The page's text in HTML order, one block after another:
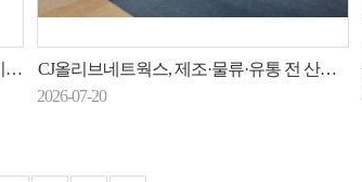
CJ올리브네트웍스, 제조·물류·유통 전 산업 AI 전환 돕는다
2026-07-20